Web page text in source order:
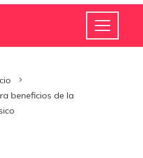
beneficios de la